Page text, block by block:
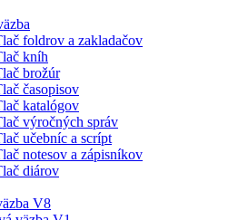
foldrov a zakladačov
kníh
brožúr
časopisov
katalógov
výročných správ
učebníc a scrípt
notesov a zápisníkov
diárov
V8